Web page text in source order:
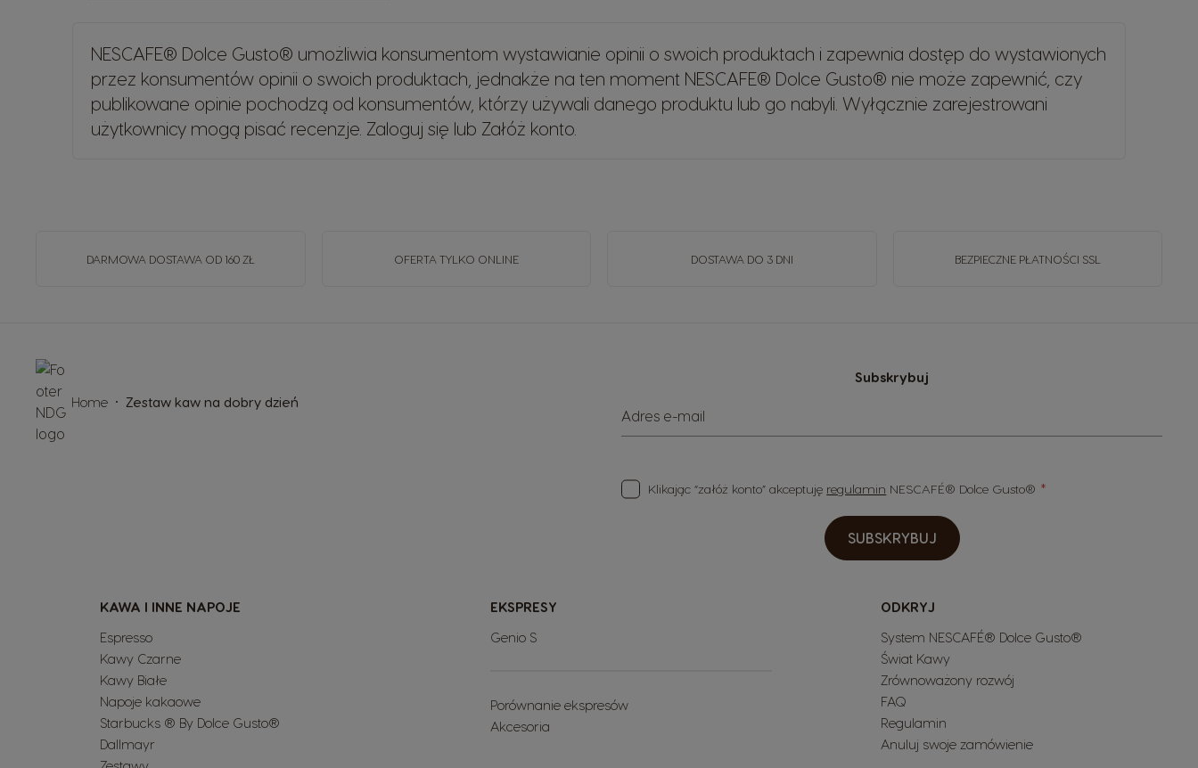
NESCAFE® Dolce Gusto® umożliwia konsumentom wystawianie opinii o swoich produktach i zapewnia dostęp do wystawionych
przez konsumentów opinii o swoich produktach, jednakże na ten moment NESCAFE® Dolce Gusto® nie może zapewnić, czy
publikowane opinie pochodzą od konsumentów, którzy używali danego produktu lub go nabyli. Wyłącznie zarejestrowani
użytkownicy mogą pisać recenzje. Zaloguj się lub Załóż konto
DARMOWA DOSTAWA OD 160 ZŁ OFERTA TYLKO ONLINE DOSTAWA DO 3 DNI BEZPIECZNE PŁATNOŚCI SSL
Subskrybuj
Adres e-mail
Klikając “załóż konto” akceptuję regulamin NESCAFÉ® Dolce Gusto®
SUBSKRYBUJ
Home Zestaw kaw na dobry dzień
KAWA I INNE NAPOJE
Espresso
Kawy Czarne
Kawy Białe
Napoje kakaowe
Starbucks ® By Dolce Gusto®
Dallmayr
EKSPRESY
Genio S
Porównanie ekspresów
Akcesoria
ODKRYJ
System NESCAFÉ® Dolce Gusto®
Świat Kawy
Zrównoważony rozwój
FAQ
Regulamin
Anuluj swoje zamówienie